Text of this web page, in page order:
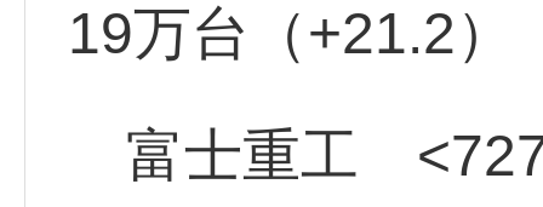
19万台（+21.2）
富士重工